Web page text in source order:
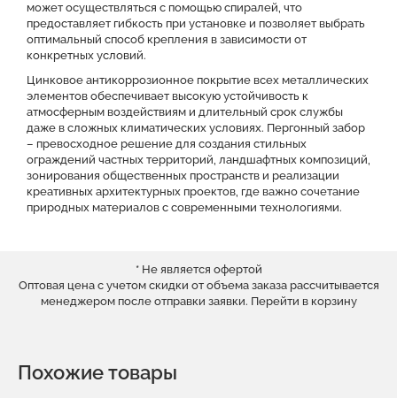
может осуществляться с помощью спиралей, что
предоставляет гибкость при установке и позволяет выбрать
оптимальный способ крепления в зависимости от
конкретных условий.
Цинковое антикоррозионное покрытие всех металлических
элементов обеспечивает высокую устойчивость к
атмосферным воздействиям и длительный срок службы
даже в сложных климатических условиях. Пергонный забор
– превосходное решение для создания стильных
ограждений частных территорий, ландшафтных композиций,
зонирования общественных пространств и реализации
креативных архитектурных проектов, где важно сочетание
природных материалов с современными технологиями.
* Не является офертой
Оптовая цена с учетом скидки от объема заказа рассчитывается
менеджером после отправки заявки. Перейти в корзину
Похожие товары